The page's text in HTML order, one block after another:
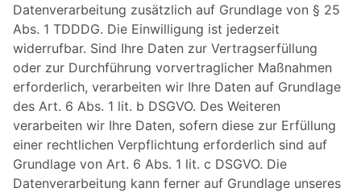
Datenverarbeitung zusätzlich auf Grundlage von § 25
Abs. 1 TDDDG. Die Einwilligung ist jederzeit
widerrufbar. Sind Ihre Daten zur Vertragserfüllung
oder zur Durchführung vorvertraglicher Maßnahmen
erforderlich, verarbeiten wir Ihre Daten auf Grundlage
des Art. 6 Abs. 1 lit. b DSGVO. Des Weiteren
verarbeiten wir Ihre Daten, sofern diese zur Erfüllung
einer rechtlichen Verpflichtung erforderlich sind auf
Grundlage von Art. 6 Abs. 1 lit. c DSGVO. Die
Datenverarbeitung kann ferner auf Grundlage unseres